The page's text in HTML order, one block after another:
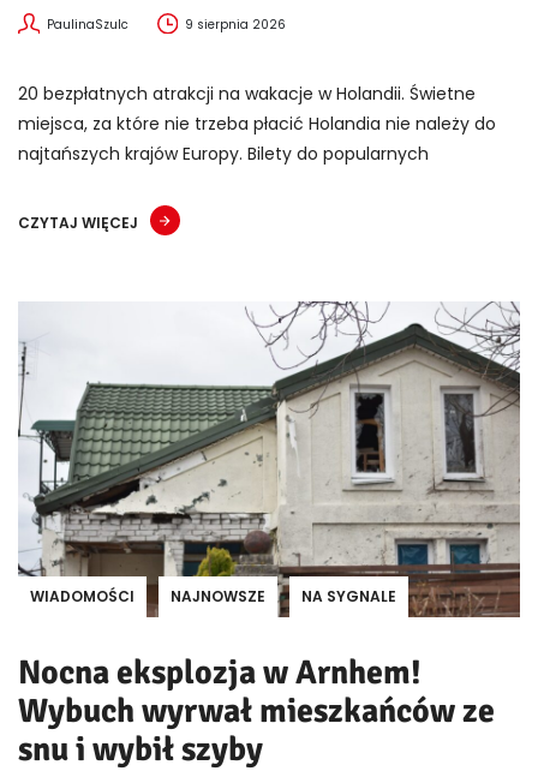
PaulinaSzulc 9 sierpnia 2026
20 bezpłatnych atrakcji na wakacje w Holandii. Świetne
miejsca, za które nie trzeba płacić Holandia nie należy do
najtańszych krajów Europy. Bilety do popularnych
CZYTAJ WIĘCEJ
WIADOMOŚCI NAJNOWSZE NA SYGNALE
Nocna eksplozja w Arnhem!
Wybuch wyrwał mieszkańców ze
snu i wybił szyby